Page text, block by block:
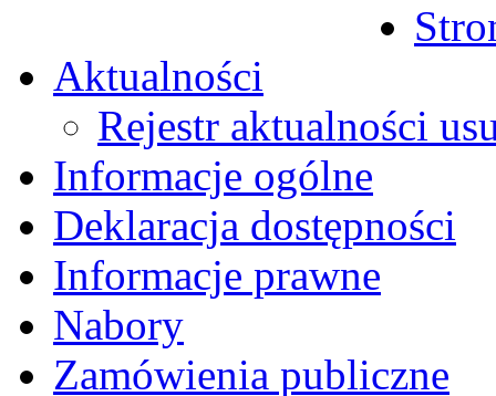
Aktualności
Rejestr aktualności
Informacje ogólne
Deklaracja dostępności
Informacje prawne
Nabory
Zamówienia publiczne